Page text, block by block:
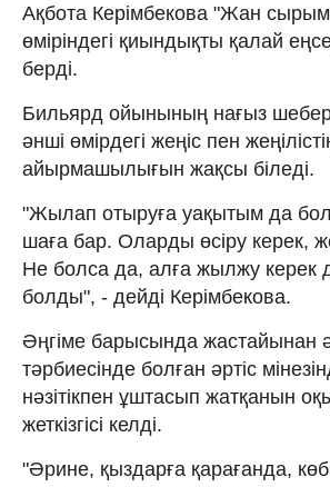
Ақбота Керімбекова "Жан
өміріндегі қиындықты қалай
берді.
Бильярд ойынының нағыз
әнші өмірдегі жеңіс пен
айырмашылығын жақсы біледі.
"Жылап отыруға уақытым да
шаға бар. Оларды өсіру керек,
Не болса да, алға жылжу керек
болды", - дейді Керімбекова.
Әңгіме барысында жастайынан
тәрбиесінде болған әртіс
нәзітікпен ұштасып жатқанын
жеткізгісі келді.
"Әрине, қыздарға қарағанда,